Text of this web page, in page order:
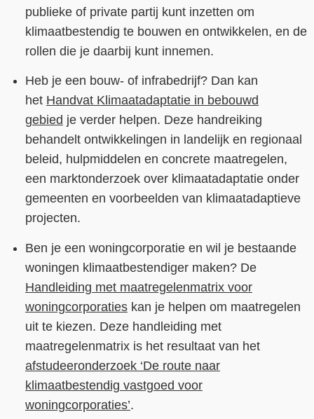
publieke of private partij kunt inzetten om
klimaatbestendig te bouwen en ontwikkelen, en de
rollen die je daarbij kunt innemen.
Heb je een bouw- of infrabedrijf? Dan kan
het Handvat Klimaatadaptatie in bebouwd
gebied je verder helpen. Deze handreiking
behandelt ontwikkelingen in landelijk en regionaal
beleid, hulpmiddelen en concrete maatregelen,
een marktonderzoek over klimaatadaptatie onder
gemeenten en voorbeelden van klimaatadaptieve
projecten.
Ben je een woningcorporatie en wil je bestaande
woningen klimaatbestendiger maken? De
Handleiding met maatregelenmatrix voor
woningcorporatieskan je helpen om maatregelen
uit te kiezen. Deze handleiding met
maatregelenmatrix is het resultaat van het
afstudeeronderzoek ‘De route naar
klimaatbestendig vastgoed voor
woningcorporaties’.